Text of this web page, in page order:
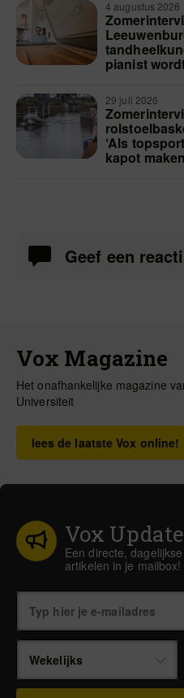
4 augustus 2026
pianist
29 juli 2026
‘Als
kapot
Geef een
Vox Magazine
Het onafhankelijke magazine
Universiteit
lees de laatste Vox online!
Vox Update
Een directe,
artikelen in je mailbox!
Wekelijks